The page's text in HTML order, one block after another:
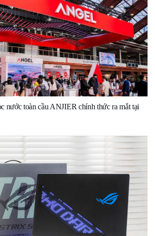
nước toàn cầu ANJIER chính thức ra mắt tại